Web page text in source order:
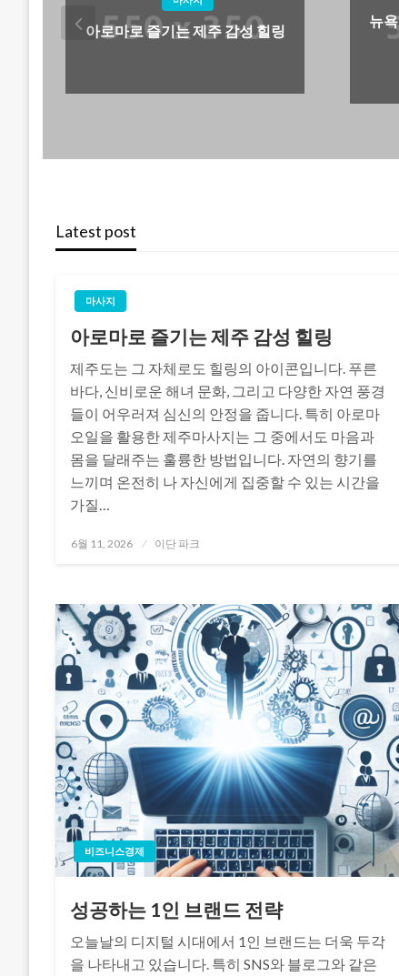
뉴욕타임즈, 세계를 아우르는 뉴
스의 중심
Latest post
마사지
아로마로 즐기는 제주 감성 힐링
제주도는 그 자체로도 힐링의 아이콘입니다. 푸른
바다, 신비로운 해녀 문화, 그리고 다양한 자연 풍경
들이 어우러져 심신의 안정을 줍니다. 특히 아로마
오일을 활용한 제주마사지는 그 중에서도 마음과
몸을 달래주는 훌륭한 방법입니다. 자연의 향기를
느끼며 온전히 나 자신에게 집중할 수 있는 시간을
가질…
Posted
6월 11, 2026 이단 파크
비즈니스경제
성공하는 1인 브랜드 전략
오늘날의 디지털 시대에서 1인 브랜드는 더욱 두각
을 나타내고 있습니다. 특히 SNS와 블로그와 같은